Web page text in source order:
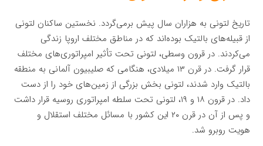
تاریخ لتونی به هزاران سال پیش برمی‌گردد. نخستین ساکنان لتونی
از قبیله‌های بالتیک بوده‌اند که در مناطق مختلف اروپا زندگی
می‌کردند. در قرون وسطی، لتونی تحت تأثیر امپراتوری‌های مختلف
قرار گرفت. در قرن ۱۳ میلادی، هنگامی که صلیبیون آلمانی به منطقه
بالتیک وارد شدند، لتونی بخش بزرگی از زمین‌های خود را از دست
داد. در قرون ۱۸ و ۱۹، لتونی تحت سلطه امپراتوری روسیه قرار داشت
و پس از آن در قرن ۲۰ این کشور با مسائل مختلف استقلال و
هویت روبرو شد.